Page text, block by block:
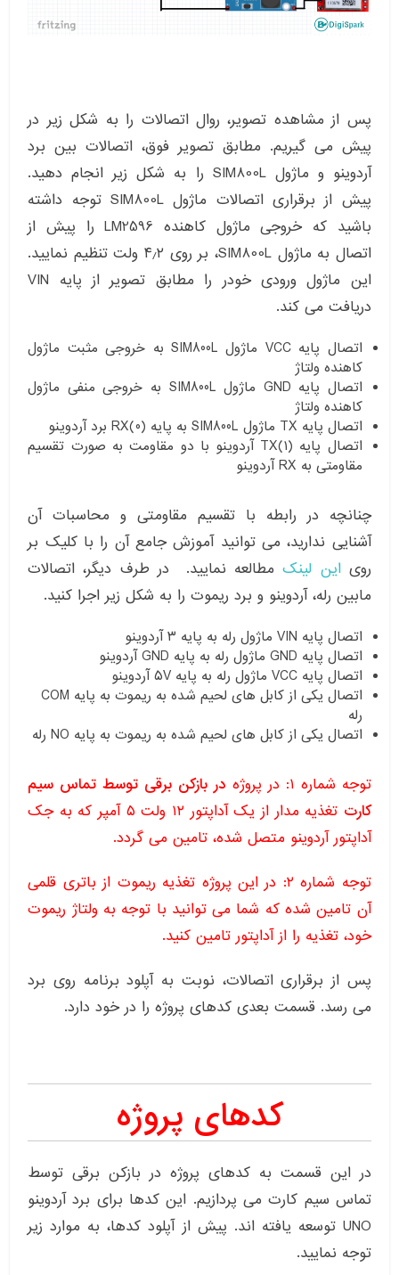
پس از مشاهده تصویر، روال اتصالات را به شکل زیر در
پیش می گیریم. مطابق تصویر فوق، اتصالات بین برد
آردوینو و ماژول SIM800L را به شکل زیر انجام دهید.
پیش از برقراری اتصالات ماژول SIM800L توجه داشته
باشید که خروجی ماژول کاهنده LM2596 را پیش از
اتصال به ماژول SIM800L، بر روی ۴٫۲ ولت تنظیم نمایید.
این ماژول ورودی خودر را مطابق تصویر از پایه VIN
دریافت می کند.
اتصال پایه VCC ماژول SIM800L به خروجی مثبت ماژول
کاهنده ولتاژ
اتصال پایه GND ماژول SIM800L به خروجی منفی ماژول
کاهنده ولتاژ
اتصال پایه TX ماژول SIM800L به پایه RX(0) برد آردوینو
اتصال پایه (۱)TX آردوینو با دو مقاومت به صورت تقسیم
مقاومتی به RX آردوینو
چنانچه در رابطه با تقسیم مقاومتی و محاسبات آن
آشنایی ندارید، می توانید آموزش جامع آن را با کلیک بر
رویاین لینکمطالعه نمایید. در طرف دیگر، اتصالات
مابین رله، آردوینو و برد ریموت را به شکل زیر اجرا کنید.
اتصال پایه VIN ماژول رله به پایه ۳ آردوینو
اتصال پایه GND ماژول رله به پایه GND آردوینو
اتصال پایه VCC ماژول رله به پایه ۵V آردوینو
اتصال یکی از کابل های لحیم شده به ریموت به پایه COM
رله
اتصال یکی از کابل های لحیم شده به ریموت به پایه NO رله
توجه شماره ۱: در پروژه
در بازکن برقی توسط تماس سیم
کارت
تغذیه مدار از یک آداپتور ۱۲ ولت ۵ آمپر که به جک
آداپتور آردوینو متصل شده، تامین می گردد.
توجه شماره ۲: در این پروژه تغذیه ریموت از باتری قلمی
آن تامین شده که شما می توانید با توجه به ولتاژ ریموت
خود، تغذیه را از آداپتور تامین کنید.
پس از برقراری اتصالات، نوبت به آپلود برنامه روی برد
می رسد. قسمت بعدی کدهای پروژه را در خود دارد.
کدهای پروژه
در این قسمت به کدهای پروژه در بازکن برقی توسط
تماس سیم کارت می پردازیم. این کدها برای برد آردوینو
UNO توسعه یافته اند. پیش از آپلود کدها، به موارد زیر
توجه نمایید.